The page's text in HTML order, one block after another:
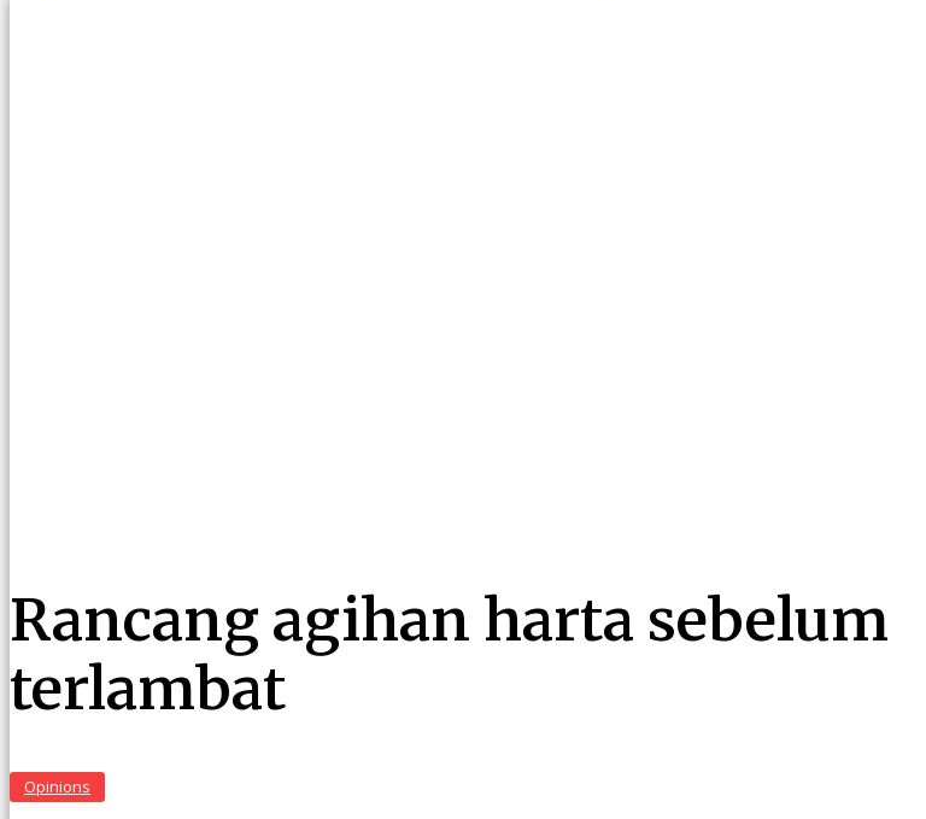
Rancang agihan harta sebelum
terlambat
Opinions